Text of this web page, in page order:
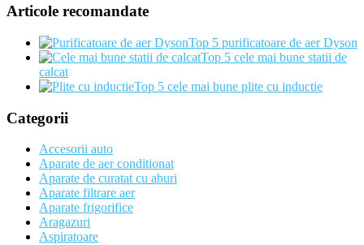
Articole recomandate
Top 5 purificatoare de aer Dyson
Top 5 cele mai bune statii de
calcat
Top 5 cele mai bune plite cu inductie
Categorii
Accesorii auto
Aparate de aer conditionat
Aparate de curatat cu aburi
Aparate filtrare aer
Aparate frigorifice
Aragazuri
Aspiratoare